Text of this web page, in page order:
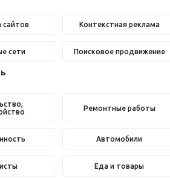
сайтов Контекстная реклама
сети Поисковое продвижение
Ремонтные работы
Автомобили
Еда и товары